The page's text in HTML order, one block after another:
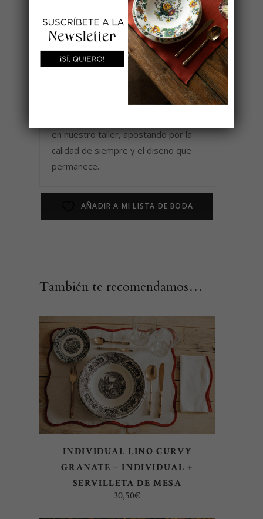
No secar en secadora
en nuestro taller, apostando por la
calidad de siempre y el diseño que
permanece.
AÑADIR A MI LISTA DE BODA
También te recomendamos…
SELECT OPTIONS
INDIVIDUAL LINO CURVY
GRANATE – INDIVIDUAL +
SERVILLETA DE MESA
30,50€